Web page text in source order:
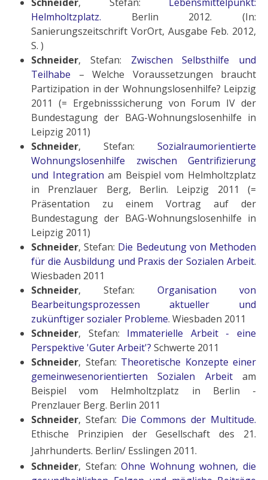
Helmholtzplatz. Berlin 2012. (In:
Sanierungszeitschrift VorOrt, Ausgabe Feb. 2012,
S. )
Schneider, Stefan: Zwischen Selbsthilfe und
Teilhabe – Welche Voraussetzungen braucht
Partizipation in der Wohnungslosenhilfe? Leipzig
2011 (= Ergebnisssicherung von Forum IV der
Bundestagung der BAG-Wohnungslosenhilfe in
Leipzig 2011)
Schneider, Stefan: Sozialraumorientierte
Wohnungslosenhilfe zwischen Gentrifizierung
und Integration am Beispiel vom Helmholtzplatz
in Prenzlauer Berg, Berlin. Leipzig 2011 (=
Präsentation zu einem Vortrag auf der
Bundestagung der BAG-Wohnungslosenhilfe in
Leipzig 2011)
Schneider, Stefan: Die Bedeutung von Methoden
für die Ausbildungund Praxis der Sozialen Arbeit.
Wiesbaden 2011
Schneider, Stefan: Organisation von
Bearbeitungsprozessen aktueller und
zukünftiger sozialer Probleme. Wiesbaden 2011
Schneider, Stefan: Immaterielle Arbeit - eine
Perspektive 'Guter Arbeit'? Schwerte 2011
Schneider, Stefan: Theoretische Konzepte einer
gemeinwesenorientierten Sozialen Arbeitam
Beispiel vom Helmholtzplatz in Berlin -
Prenzlauer Berg. Berlin 2011
Schneider, Stefan: Die Commons der Multitude.
Ethische Prinzipien der Gesellschaft des 21.
Jahrhunderts. Berlin/ Esslingen 2011.
Schneider, Stefan:Ohne Wohnung wohnen, die